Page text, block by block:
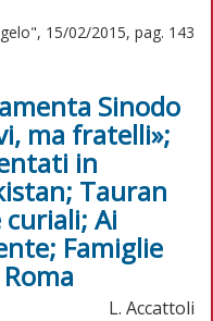
15/02/2015, pag. 143
Sinodo
ma fratelli»;
in
Tauran
Ai
Famiglie
L. Accattoli